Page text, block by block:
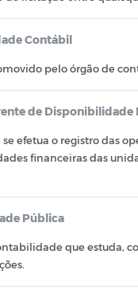
Contábil
pelo órgão de
de Disponibilidade
efetua o registro das
financeiras das
Pública
que estuda,